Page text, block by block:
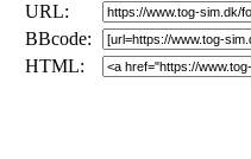
URL:
BBcode:
HTML: